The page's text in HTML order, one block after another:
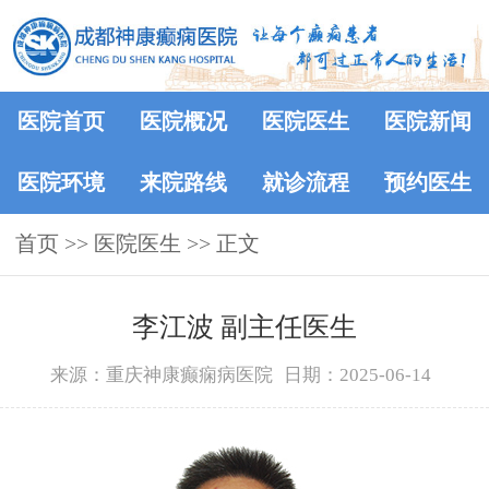
医院首页 医院概况 医院医生 医院新闻
医院环境 来院路线 就诊流程 预约医生
首页 >> 医院医生 >> 正文
李江波 副主任医生
来源：重庆神康癫痫病医院 日期：2025-06-14